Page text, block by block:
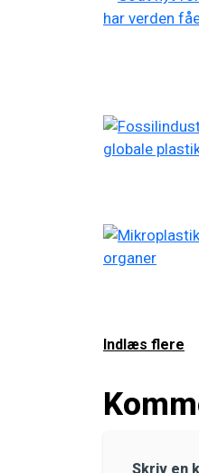
Indlæs flere
Skriv en